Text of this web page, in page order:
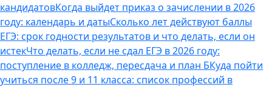
кандидатовКогда выйдет приказ о зачислении в 2026
году: календарь и датыСколько лет действуют баллы
ЕГЭ: срок годности результатов и что делать, если он
истекЧто делать, если не сдал ЕГЭ в 2026 году:
поступление в колледж, пересдача и план БКуда пойти
учиться после 9 и 11 класса: список профессий в